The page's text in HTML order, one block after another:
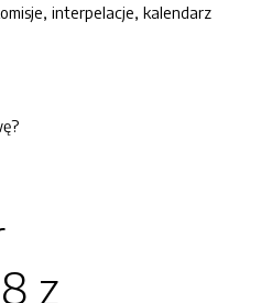
interpelacje, kalendarz
z